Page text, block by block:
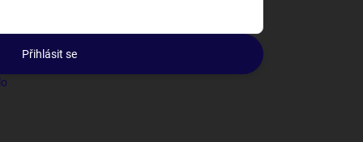
Přihlásit se